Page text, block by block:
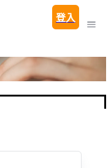
登入